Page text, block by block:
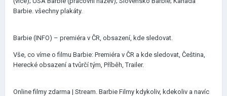
Barbie. všechny plakáty.
Barbie (INFO) – premiéra v ČR, obsazení, kde sledovat.
Vše, co víme o filmu Barbie: Premiéra v ČR a kde sledovat, Čeština,
Herecké obsazení a tvůrčí tým, Příběh, Trailer.
Online filmy zdarma | Stream. Barbie Filmy kdykoliv, kdekoliv a navíc